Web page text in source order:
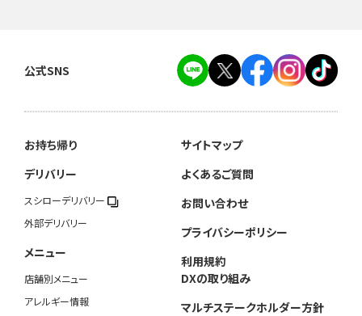
公式SNS
お持ち帰り
デリバリー
スシローデリバリー
外部デリバリー
メニュー
店舗別メニュー
アレルギー情報
サイトマップ
よくあるご質問
お問い合わせ
プライバシーポリシー
利用規約
DXの取り組み
マルチステークホルダー方針